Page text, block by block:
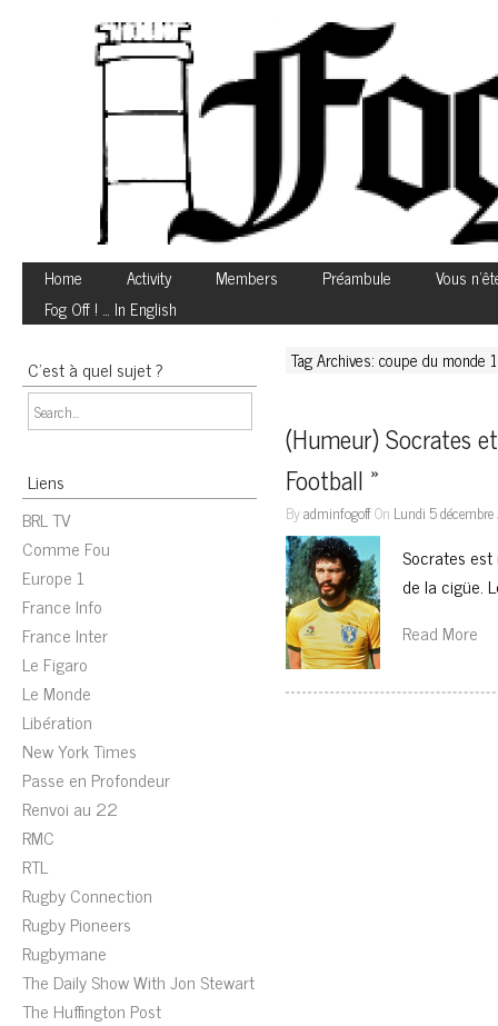
Home Activity Members Préambule
Vous
Fog Off ! … In English
C’est à quel sujet ?
Liens
BRL TV
Comme Fou
Europe 1
France Info
France Inter
Le Figaro
Le Monde
Libération
New York Times
Passe en Profondeur
Renvoi au 22
RMC
RTL
Rugby Connection
Rugby Pioneers
Rugbymane
The Daily Show With Jon Stewart
The Huffington Post
Tag Archives: coupe du monde
(Humeur) Socrates
Football »
ByadminfogoffOn Lundi 5 décembre
Socrates est
de la cigüe.
Read More